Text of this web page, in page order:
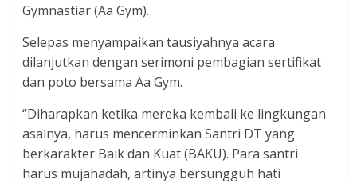
Gymnastiar (Aa Gym).
Selepas menyampaikan tausiyahnya acara
dilanjutkan dengan serimoni pembagian sertifikat
dan poto bersama Aa Gym.
“Diharapkan ketika mereka kembali ke lingkungan
asalnya, harus mencerminkan Santri DT yang
berkarakter Baik dan Kuat (BAKU). Para santri
harus mujahadah, artinya bersungguh hati